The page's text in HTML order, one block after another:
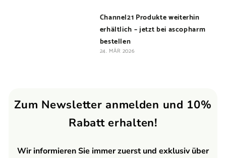
Channel21 Produkte weiterhin
erhältlich – jetzt bei ascopharm
bestellen
24. MÄR 2026
Zum Newsletter anmelden und 10%
Rabatt erhalten!
Wir informieren Sie immer zuerst und exklusiv über